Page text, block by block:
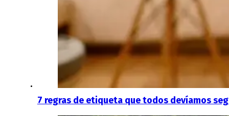
7 regras de etiqueta que todos devíamos